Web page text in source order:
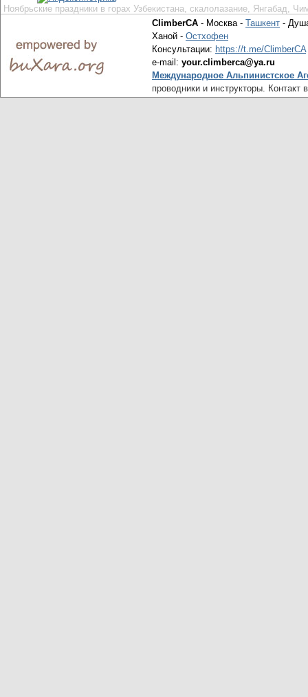
Ноябрьские праздники в горах Узбекистана, скалолазание, Янгабад,
ClimberCA - Москва - Ташкент -
Ханой - Остхофен
Консультации: https://t.me/ClimberCA
e-mail: your.climberca@ya.ru
Международное Альпинистское
проводники и инструкторы. Контакт